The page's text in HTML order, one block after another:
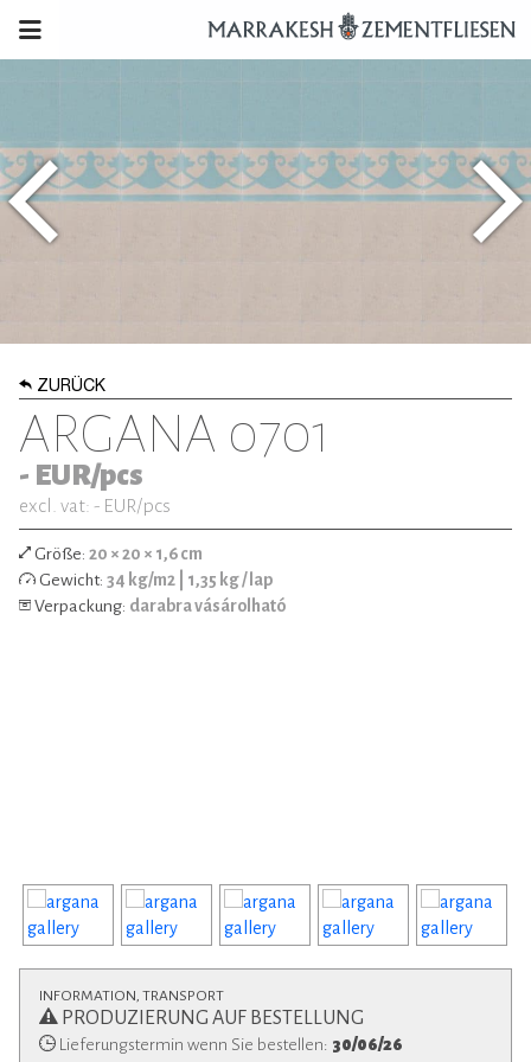
ZURÜCK
ARGANA 0701
- EUR/pcs
excl. vat: - EUR/pcs
Größe: 20 × 20 × 1,6 cm
Gewicht: 34 kg/m2 | 1,35 kg / lap
Verpackung: darabra vásárolható
INFORMATION, TRANSPORT
PRODUZIERUNG AUF BESTELLUNG
Lieferungstermin wenn Sie bestellen: 30/06/26